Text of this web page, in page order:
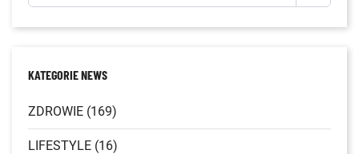
KATEGORIE NEWS
ZDROWIE (169)
LIFESTYLE (16)